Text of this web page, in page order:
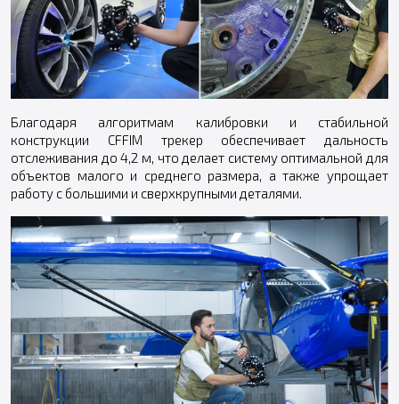
Благодаря алгоритмам калибровки и стабильной
конструкции CFFIM трекер обеспечивает дальность
отслеживания до 4,2 м, что делает систему оптимальной для
объектов малого и среднего размера, а также упрощает
работу с большими и сверхкрупными деталями.